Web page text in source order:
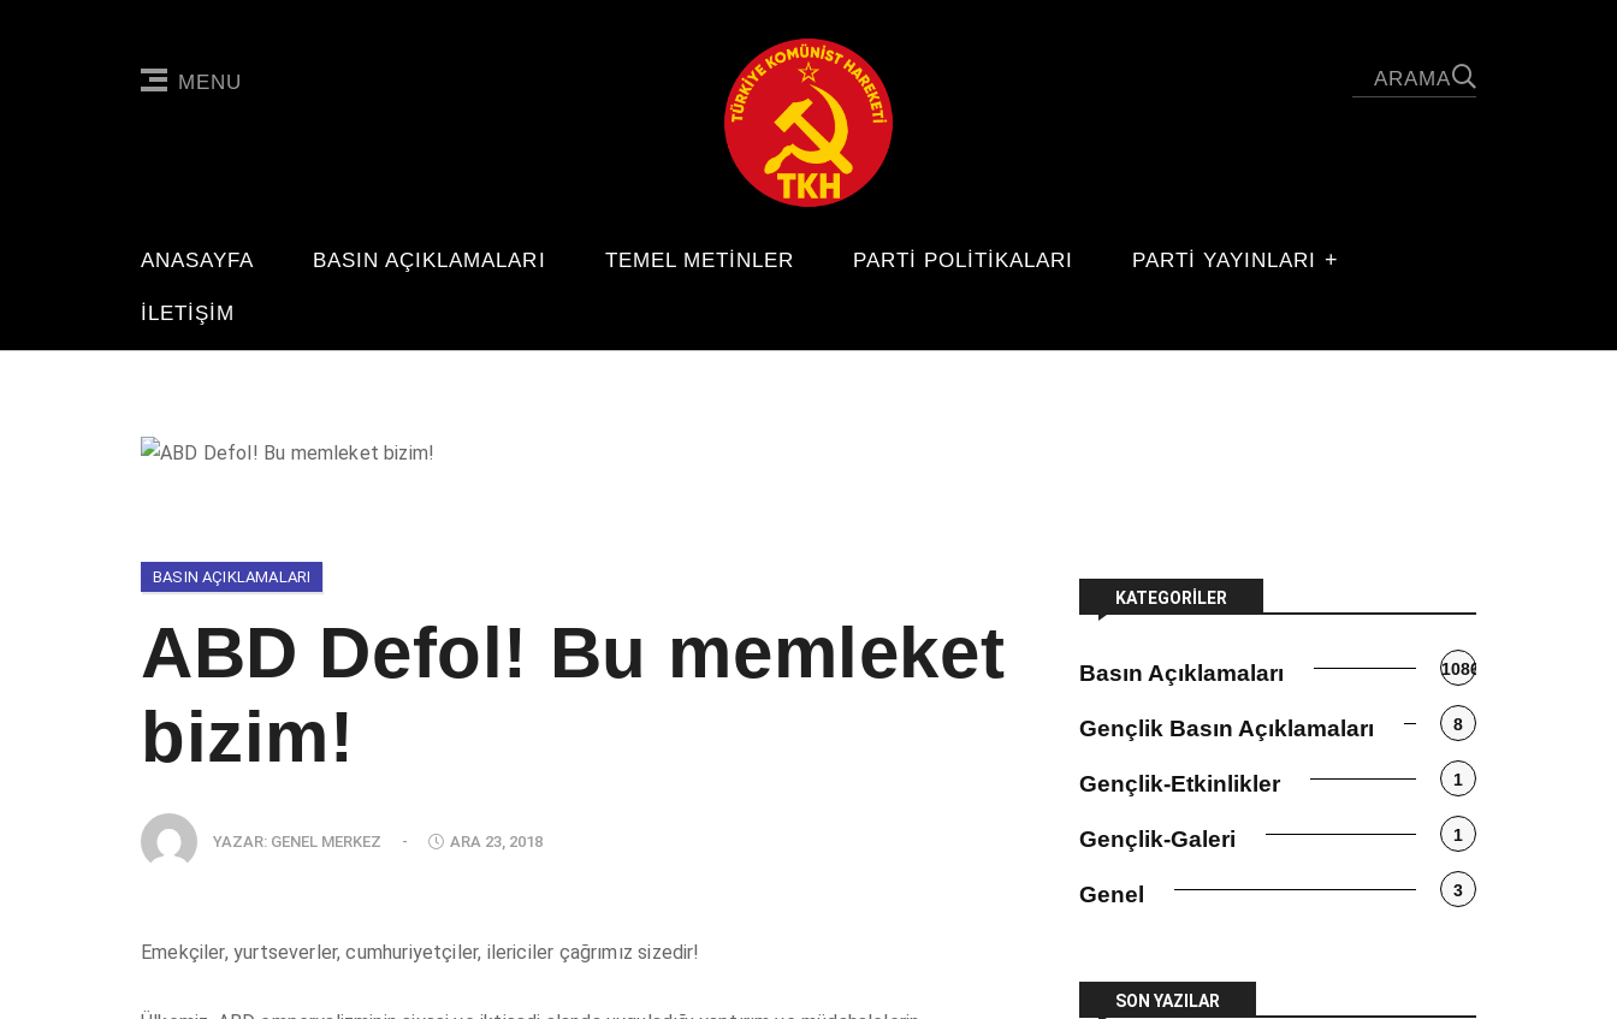
MENU
ANASAYFA BASIN AÇIKLAMALARI TEMEL METINLER PARTI POLITIKALARI PARTİ YAYINLARI
İLETIŞIM
BASIN AÇIKLAMALARI
ABD Defol! Bu memleket
bizim!
YAZAR: GENEL MERKEZ - ARA 23, 2018
Emekçiler, yurtseverler, cumhuriyetçiler, ilericiler çağrımız sizedir!
KATEGORILER
Basın Açıklamaları 1086
Gençlik Basın Açıklamaları 8
Gençlik-Etkinlikler 1
Gençlik-Galeri 1
Genel 3
SON YAZILAR